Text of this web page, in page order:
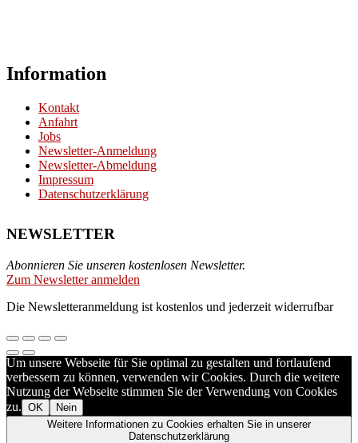
Information
Kontakt
Anfahrt
Jobs
Newsletter-Anmeldung
Newsletter-Abmeldung
Impressum
Datenschutzerklärung
NEWSLETTER
Abonnieren Sie unseren kostenlosen Newsletter.
Zum Newsletter anmelden
Die Newsletteranmeldung ist kostenlos und jederzeit widerrufbar
Um unsere Webseite für Sie optimal zu gestalten und fortlaufend
verbessern zu können, verwenden wir Cookies. Durch die weitere
Nutzung der Webseite stimmen Sie der Verwendung von Cookies
zu. OK
Nein
Weitere Informationen zu Cookies erhalten Sie in unserer
Datenschutzerklärung